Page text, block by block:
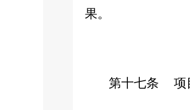
果。
第十七条 项